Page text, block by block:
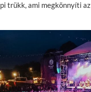
trükk, ami megkönnyíti